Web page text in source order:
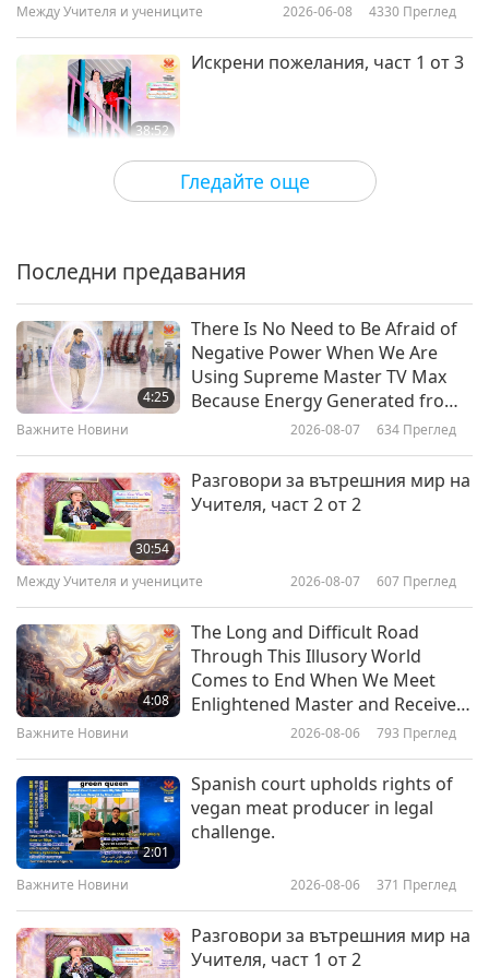
Гледайте още
Между Учителя и учениците 2026-06-08 4330 Преглед
38:52
Искрени пожелания, част 1 от 3
Между Учителя и учениците 2026-06-05 4913
40:57
Смейте се по пътя към
Небесата, част 1 от 8
36:56
112-те начина на концентрация
112-те начина на концентрация
на Шива I, част 1 от 7
Трябва да искаме
освобождение, за да бъдем
Последни предавания
4:25
There Is No Need to Be Afraid of
Negative Power When We Are
Using Supreme Master TV Max
Because Energy Generated from
It Is Far More Powerful than Any
Важните Новини 2026-08-07 634 Преглед
30:54
Разговори за вътрешния мир на
Учителя, част 2 от 2
Между Учителя и учениците 2026-08-07 607 Преглед
4:08
The Long and Difficult Road
Through This Illusory World
Comes to End When We Meet
Enlightened Master and Receive
Важните Новини 2026-08-06 793 Преглед
2:01
Spanish court upholds rights of
vegan meat producer in legal
challenge.
Важните Новини 2026-08-06 371 Преглед
Разговори за вътрешния мир на
Учителя, част 1 от 2